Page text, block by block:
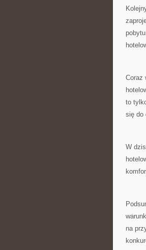
Coraz
‌to
się do
W
na